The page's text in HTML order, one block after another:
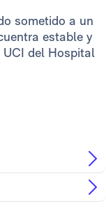
sometido a un
estable y
UCI del Hospital